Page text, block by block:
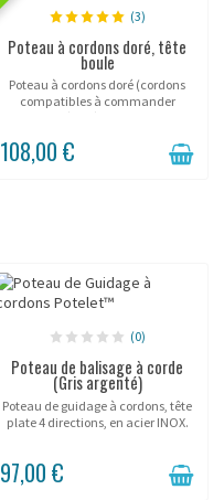
(3)
Poteau à cordons doré, tête
boule
Poteau à cordons doré (cordons
compatibles à commander
séparément).
108,00 €
(0)
Poteau de balisage à corde
(Gris argenté)
Poteau de guidage à cordons, tête
plate 4 directions, en acier INOX.
97,00 €